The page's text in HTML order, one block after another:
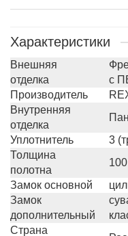
Характеристики
Внешняя
отделка
с
Производитель
Внутренняя
отделка
Уплотнитель
3
Толщина
полотна
Замок основной
Замок
дополнительный
Страна